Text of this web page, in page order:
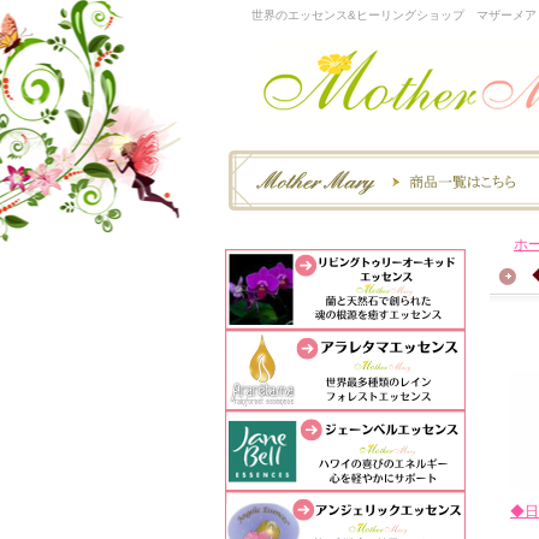
世界のエッセンス&ヒーリングショップ マザーメア
ホ
◆日